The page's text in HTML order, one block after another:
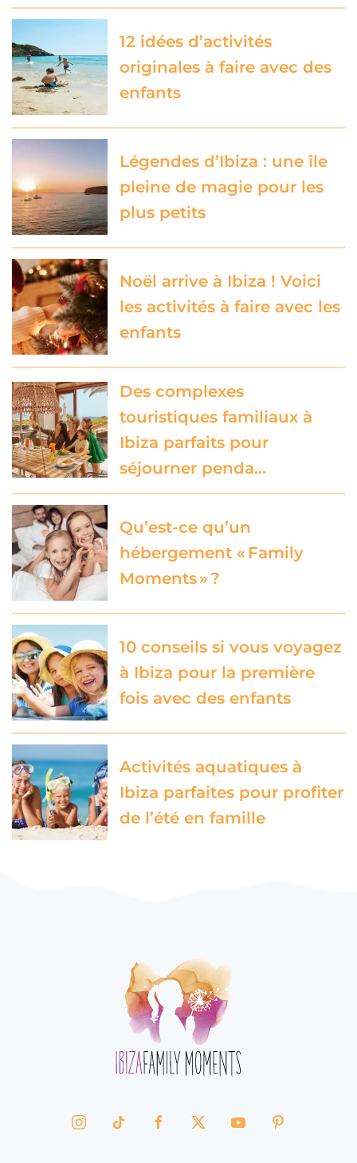
12 idées d’activités
originales à faire avec des
enfants
Légendes d’Ibiza : une île
pleine de magie pour les
plus petits
Noël arrive à Ibiza ! Voici
les activités à faire avec les
enfants
Des complexes
touristiques familiaux à
Ibiza parfaits pour
séjourner penda…
Qu’est-ce qu’un
hébergement « Family
Moments » ?
10 conseils si vous voyagez
à Ibiza pour la première
fois avec des enfants
Activités aquatiques à
Ibiza parfaites pour profiter
de l’été en famille